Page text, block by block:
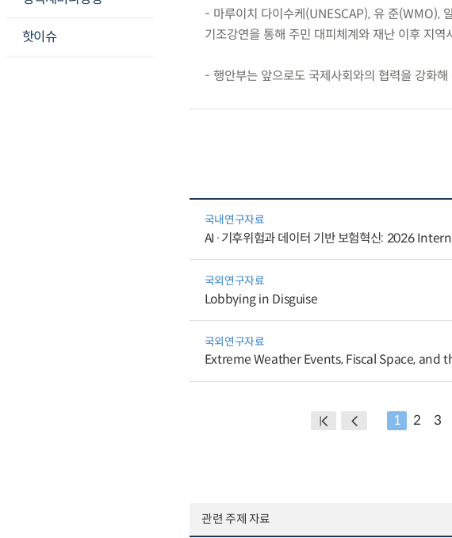
핫이슈
- 마루이치 다이수케(UNESCAP), 유 준(WMO),
기조강연을 통해 주민 대피체계와 재난 이후 지
- 행안부는 앞으로도 국제사회와의 협력을 강화
국내연구자료
AI·기후위험과 데이터 기반 보험혁신: 2026
국외연구자료
Lobbying in Disguise
국외연구자료
Extreme Weather Events, Fiscal Space, and
1 2 3
관련 주제 자료